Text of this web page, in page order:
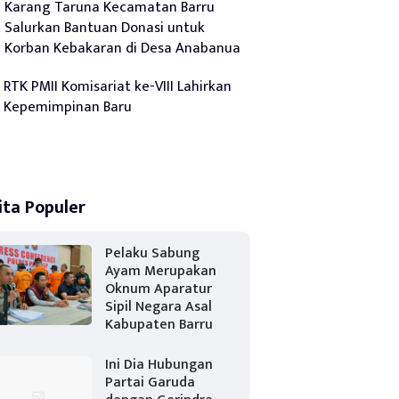
Karang Taruna Kecamatan Barru
Salurkan Bantuan Donasi untuk
Korban Kebakaran di Desa Anabanua
RTK PMII Komisariat ke-VIII Lahirkan
Kepemimpinan Baru
Populer
Pelaku Sabung
Ayam Merupakan
Oknum Aparatur
Sipil Negara Asal
Kabupaten Barru
Ini Dia Hubungan
Partai Garuda